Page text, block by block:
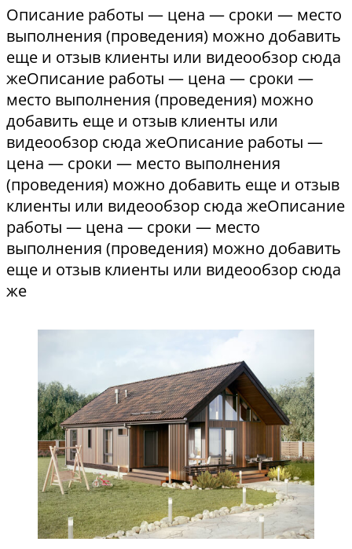
Описание работы — цена — сроки — место
выполнения (проведения) можно добавить
еще и отзыв клиенты или видеообзор сюда
жеОписание работы — цена — сроки —
место выполнения (проведения) можно
добавить еще и отзыв клиенты или
видеообзор сюда жеОписание работы —
цена — сроки — место выполнения
(проведения) можно добавить еще и отзыв
клиенты или видеообзор сюда жеОписание
работы — цена — сроки — место
выполнения (проведения) можно добавить
еще и отзыв клиенты или видеообзор сюда
же